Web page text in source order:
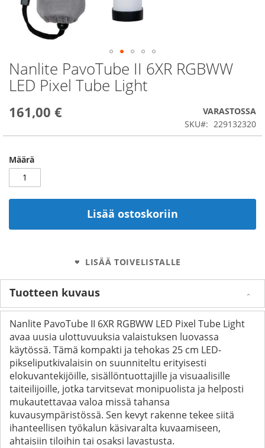
Nanlite PavoTube II 6XR RGBWW
LED Pixel Tube Light
161,00 €
VARASTOSSA
SKU
229132320
Määrä
Lisää ostoskoriin
LISÄÄ TOIVELISTALLE
Skip
to
the
of
Tuotteen kuvaus
Nanlite PavoTube II 6XR RGBWW LED Pixel Tube Light
avaa uusia ulottuvuuksia valaistuksen luovassa
käytössä. Tämä kompakti ja tehokas 25 cm LED-
pikseliputkivalaisin on suunniteltu erityisesti
elokuvantekijöille, sisällöntuottajille ja visuaalisille
taiteilijoille, jotka tarvitsevat monipuolista ja helposti
mukautettavaa valoa missä tahansa
kuvausympäristössä. Sen kevyt rakenne tekee siitä
ihanteellisen työkalun käsivaralta kuvaamiseen,
ahtaisiin tiloihin tai osaksi lavastusta.